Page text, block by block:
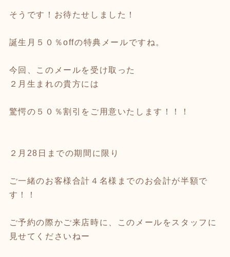
そうです！お待たせしました！
誕生月５０％offの特典メールですね。
今回、このメールを受け取った
２月生まれの貴方には
驚愕の５０％割引をご用意いたします！！！
２月28日までの期間に限り
ご一緒のお客様合計４名様までのお会計が半額で
す！！
ご予約の際かご来店時に、このメールをスタッフに
見せてくださいねー